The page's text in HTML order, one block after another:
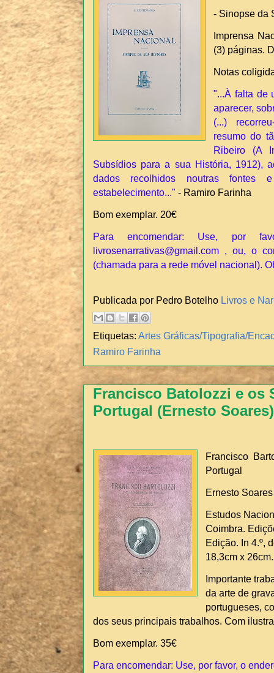
- Sinopse da
Imprensa
(3) páginas.
Notas
"...À falta de
aparecer,
(...)
resumo do
Ribeiro (A
Subsídios para a sua História, 1912),
dados recolhidos noutras
estabelecimento..." - Ramiro Farinha
Bom exemplar. 20€
Para encomendar: Use, por
livrosenarrativas@gmail.com , ou, o
(chamada para a rede móvel nacional).
Publicada por Pedro Botelho Livros e
Etiquetas: Artes Gráficas/Tipografia/
Ramiro Farinha
Francisco Batolozzi e os
Portugal (Ernesto
Francisco
Portugal
Ernesto Soares
Estudos
Coimbra.
Edição. In 4.º,
18,3cm x
Importante
da arte de
portugueses,
dos seus principais trabalhos. Com
Bom exemplar. 35€
Para encomendar: Use, por favor, o